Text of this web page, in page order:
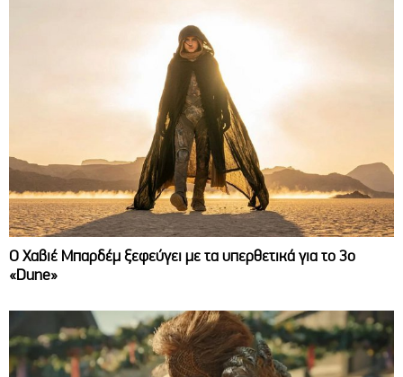
O Χαβιέ Μπαρδέμ ξεφεύγει με τα υπερθετικά για το 3ο
«Dune»